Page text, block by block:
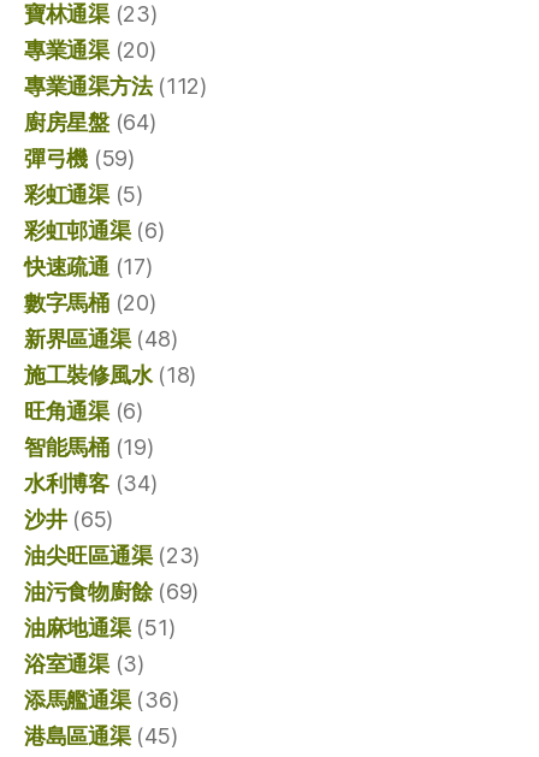
寶林通渠(23)
專業通渠(20)
專業通渠方法(112)
廚房星盤(64)
彈弓機 (59)
彩虹通渠(5)
彩虹邨通渠(6)
快速疏通(17)
數字馬桶(20)
新界區通渠(48)
施工裝修風水(18)
旺角通渠(6)
智能馬桶(19)
水利博客(34)
沙井(65)
油尖旺區通渠(23)
油污食物廚餘(69)
油麻地通渠(51)
浴室通渠(3)
添馬艦通渠(36)
港島區通渠(45)